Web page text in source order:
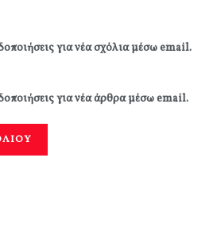
για νέα σχόλια μέσω email.
για νέα άρθρα μέσω email.